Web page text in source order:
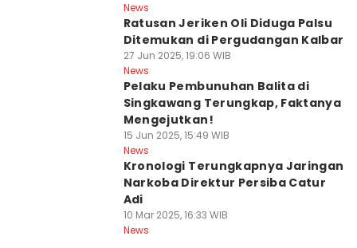
News
Ratusan Jeriken Oli Diduga Palsu
Ditemukan di Pergudangan Kalbar
27 Jun 2025, 19:06 WIB
News
Pelaku Pembunuhan Balita di
Singkawang Terungkap, Faktanya
Mengejutkan!
15 Jun 2025, 15:49 WIB
News
Kronologi Terungkapnya Jaringan
Narkoba Direktur Persiba Catur
Adi
10 Mar 2025, 16:33 WIB
News